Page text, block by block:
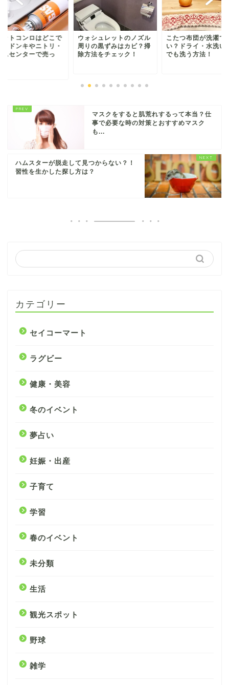
シュレットのノズル
の黒ずみはカビ？掃
法をチェック！
こたつ布団が洗濯できな
い？ドライ・水洗い不可
でも洗う方法！
リビング階段の仕切
法は？寒さ対策で効
あるのはコレ！
マスクをすると肌荒れするって本当？仕
事で必要な時の対策とおすすめマスク
も...
ハムスターが脱走して見つからない？！
習性を生かした探し方は？
カテゴリー
セイコーマート
ラグビー
健康・美容
冬のイベント
夢占い
妊娠・出産
子育て
学習
春のイベント
未分類
生活
観光スポット
野球
雑学